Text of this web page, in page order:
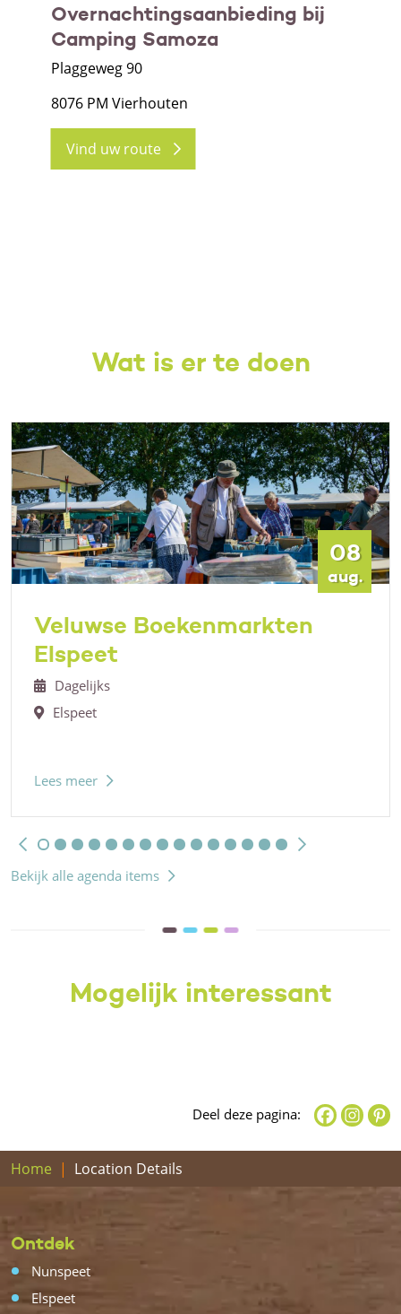
Overnachtingsaanbieding bij
Camping Samoza
Plaggeweg 90
8076 PM Vierhouten
Vind uw route
Wat is er te doen
08
aug.
Veluwse Boekenmarkten
Elspeet
Dagelijks
Elspeet
Lees meer
Bekijk alle agenda items
Mogelijk interessant
Deel deze pagina:
Home Location Details
Ontdek
Nunspeet
Elspeet